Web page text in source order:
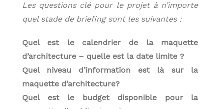
Les questions clé pour le projet à n’importe
quel stade de briefing sont les suivantes :
Quel est le calendrier de la maquette
d’architecture – quelle est la date limite ?
Quel niveau d’information est là sur la
maquette d’architecture?
Quel est le budget disponible pour la